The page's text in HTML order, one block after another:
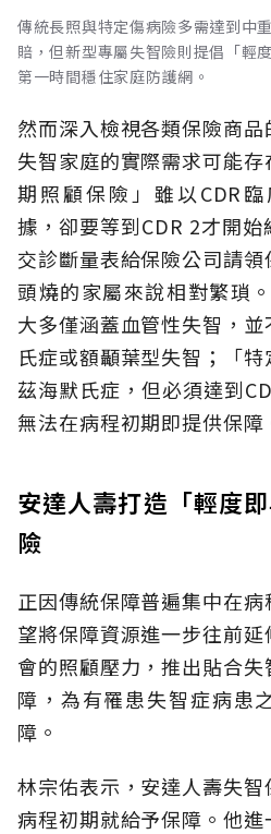
傳統長照與特定傷病險多需達到中
賠，但新型專屬失智險則提倡「輕
第一時間穩住家庭防護網。
然而深入檢視各類保險商
失智家庭的實際需求可能
期照顧保險」雖以CDR
據，卻要等到CDR 2才開
交診斷量表給保險公司請
頭燒的家屬來說相對繁瑣。
大多僅涵蓋血管性失智，
氏症或額顳葉型失智；「
茲海默氏症，但必須達到
無法在病程初期即提供保障
安達人壽打造「輕度
險
正因傳統保障普遍集中在
望將保障資源進一步往前
會的照顧壓力，推出貼合
障，為有罹患失智症病患
障。
林宗佑表示，安達人壽失
病程初期就給予保障。他